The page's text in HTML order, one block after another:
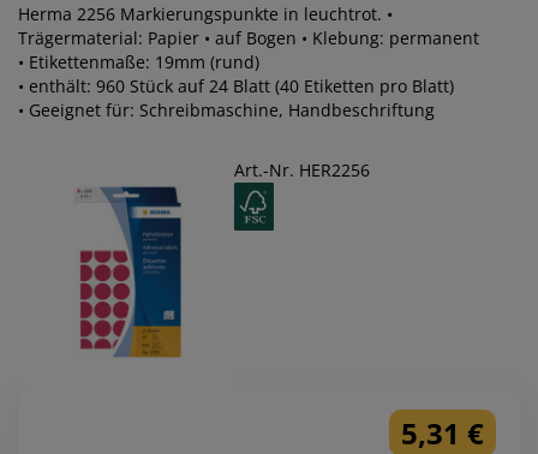
Herma 2256 Markierungspunkte in leuchtrot. •
Trägermaterial: Papier • auf Bogen • Klebung: permanent
• Etikettenmaße: 19mm (rund)
• enthält: 960 Stück auf 24 Blatt (40 Etiketten pro Blatt)
• Geeignet für: Schreibmaschine, Handbeschriftung
Art.-Nr. HER2256
5,31 €